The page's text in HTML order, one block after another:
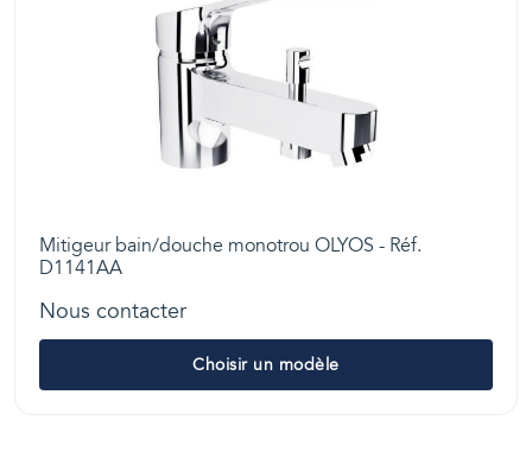
Mitigeur bain/douche monotrou OLYOS - Réf.
D1141AA
Nous contacter
Choisir un modèle